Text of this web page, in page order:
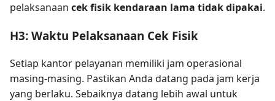
pelaksanaan cek fisik kendaraan lama tidak dipakai.
H3: Waktu Pelaksanaan Cek Fisik
Setiap kantor pelayanan memiliki jam operasional
masing-masing. Pastikan Anda datang pada jam kerja
yang berlaku. Sebaiknya datang lebih awal untuk